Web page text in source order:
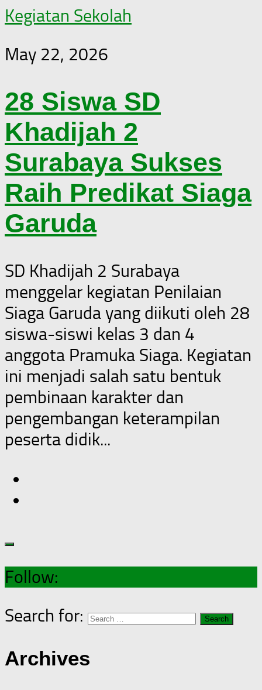
Kegiatan Sekolah
May 22, 2026
28 Siswa SD
Khadijah 2
Surabaya Sukses
Raih Predikat Siaga
Garuda
SD Khadijah 2 Surabaya
menggelar kegiatan Penilaian
Siaga Garuda yang diikuti oleh 28
siswa-siswi kelas 3 dan 4
anggota Pramuka Siaga. Kegiatan
ini menjadi salah satu bentuk
pembinaan karakter dan
pengembangan keterampilan
peserta didik...
Follow:
Search for:
Archives